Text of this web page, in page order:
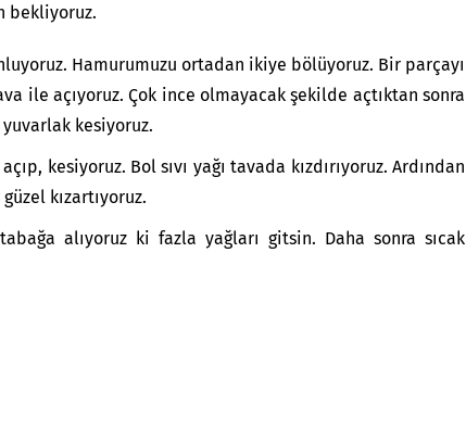
bekliyoruz.
Hamurumuzu ortadan ikiye bölüyoruz. Bir parçayı
ile açıyoruz. Çok ince olmayacak şekilde açtıktan sonra
kesiyoruz.
kesiyoruz. Bol sıvı yağı tavada kızdırıyoruz. Ardından
kızartıyoruz.
alıyoruz ki fazla yağları gitsin. Daha sonra sıcak